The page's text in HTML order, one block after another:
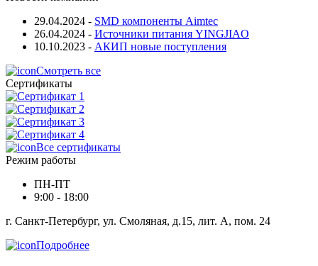
29.04.2024 - SMD компоненты Aimtec
26.04.2024 - Источники питания YINGJIAO
10.10.2023 - АКИП новые поступления
Смотреть все
Сертификаты
Все сертификаты
Режим работы
ПН-ПТ
9:00 - 18:00
г. Санкт-Петербург, ул. Смоляная, д.15, лит. А, пом. 24
Подробнее